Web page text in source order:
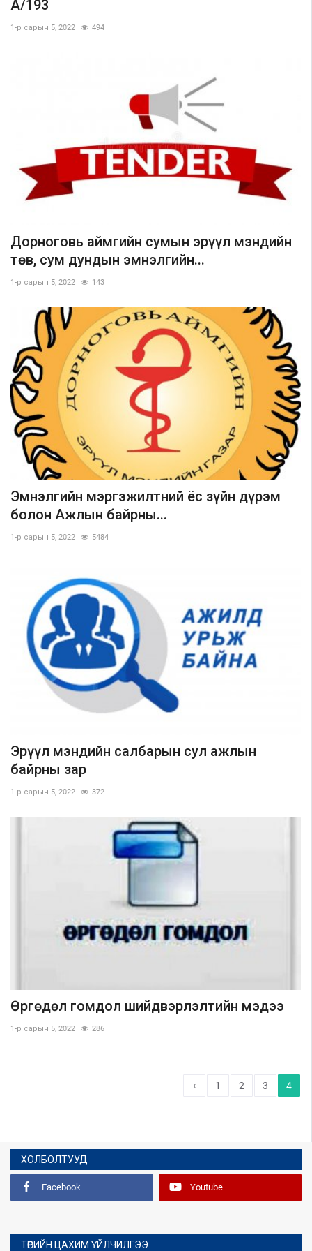
Шилэн данс
А/193
1-р сарын 5, 2022 494
Дорноговь аймгийн сумын эрүүл мэндийн
төв, сум дундын эмнэлгийн...
1-р сарын 5, 2022 143
Эмнэлгийн мэргэжилтний ёс зүйн дүрэм
болон Ажлын байрны...
1-р сарын 5, 2022 5484
Эрүүл мэндийн салбарын сул ажлын
байрны зар
1-р сарын 5, 2022 372
Өргөдөл гомдол шийдвэрлэлтийн мэдээ
1-р сарын 5, 2022 286
‹ 1 2 3 4
ХОЛБОЛТУУД
Facebook Youtube
ТӨРИЙН ЦАХИМ ҮЙЛЧИЛГЭЭ